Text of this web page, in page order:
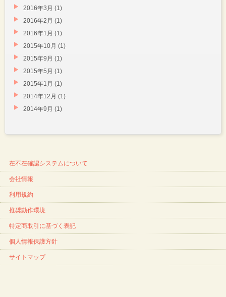
2016年3月 (1)
2016年2月 (1)
2016年1月 (1)
2015年10月 (1)
2015年9月 (1)
2015年5月 (1)
2015年1月 (1)
2014年12月 (1)
2014年9月 (1)
在不在確認システムについて
会社情報
利用規約
推奨動作環境
特定商取引に基づく表記
個人情報保護方針
サイトマップ